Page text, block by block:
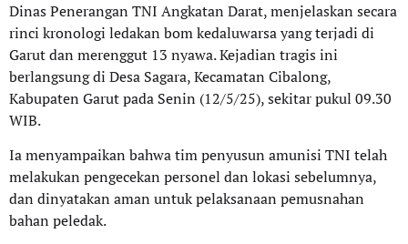
Dinas Penerangan TNI Angkatan Darat, menjelaskan secara
rinci kronologi ledakan bom kedaluwarsa yang terjadi di
Garut dan merenggut 13 nyawa. Kejadian tragis ini
berlangsung di Desa Sagara, Kecamatan Cibalong,
Kabupaten Garut pada Senin (12/5/25), sekitar pukul 09.30
WIB.
Ia menyampaikan bahwa tim penyusun amunisi TNI telah
melakukan pengecekan personel dan lokasi sebelumnya,
dan dinyatakan aman untuk pelaksanaan pemusnahan
bahan peledak.